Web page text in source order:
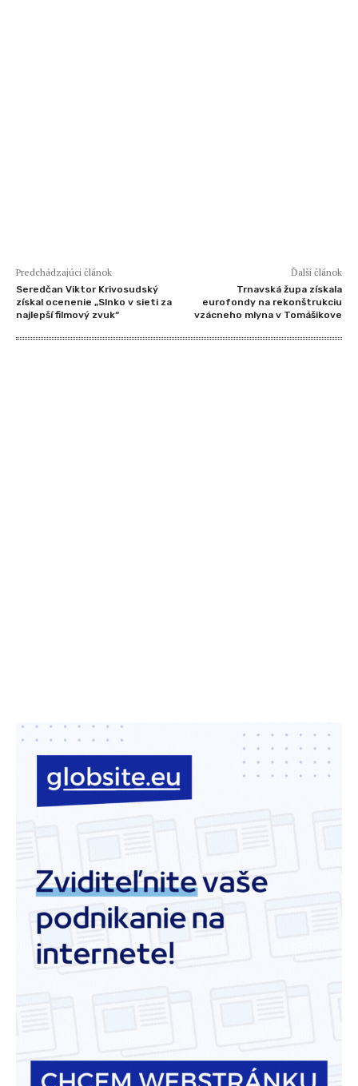
Predchádzajúci článok
Seredčan Viktor Krivosudský
získal ocenenie „Slnko v sieti za
najlepší filmový zvuk“
Ďalší článok
Trnavská župa získala
eurofondy na rekonštrukciu
vzácneho mlyna v Tomášikove